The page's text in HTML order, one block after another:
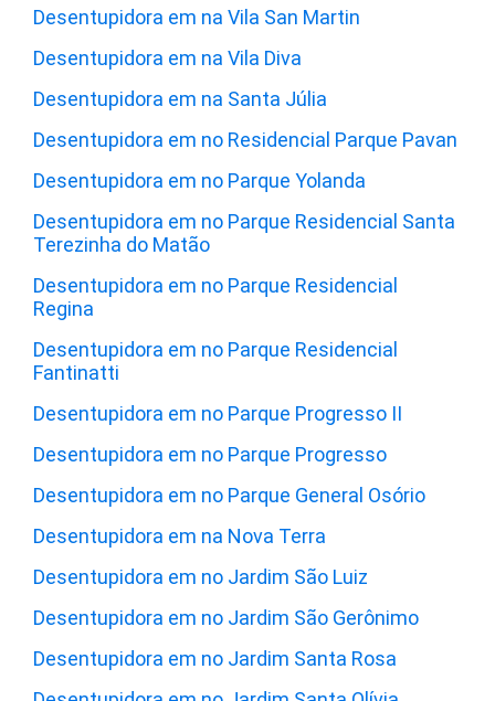
Desentupidora em na Vila San Martin
Desentupidora em na Vila Diva
Desentupidora em na Santa Júlia
Desentupidora em no Residencial Parque Pavan
Desentupidora em no Parque Yolanda
Desentupidora em no Parque Residencial Santa
Terezinha do Matão
Desentupidora em no Parque Residencial
Regina
Desentupidora em no Parque Residencial
Fantinatti
Desentupidora em no Parque Progresso II
Desentupidora em no Parque Progresso
Desentupidora em no Parque General Osório
Desentupidora em na Nova Terra
Desentupidora em no Jardim São Luiz
Desentupidora em no Jardim São Gerônimo
Desentupidora em no Jardim Santa Rosa